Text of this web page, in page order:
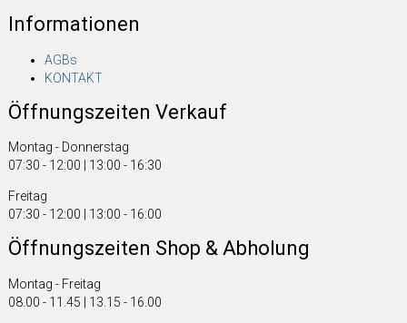
Informationen
AGBs
KONTAKT
Öffnungszeiten Verkauf
Montag - Donnerstag
07:30 - 12:00 | 13:00 - 16:30
Freitag
07:30 - 12:00 | 13:00 - 16:00
Öffnungszeiten Shop & Abholung
Montag - Freitag
08.00 - 11.45 | 13.15 - 16.00